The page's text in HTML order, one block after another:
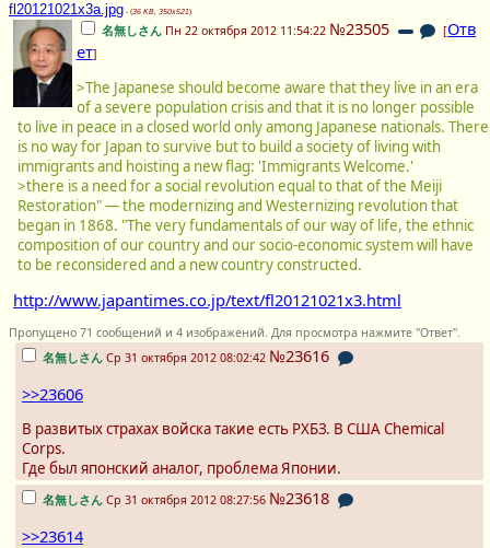
fl20121021x3a.jpg - (36 KB, 350x521)
名無しさんПн 22 октября 2012 11:54:22 №23505 [Отв
ет]
>The Japanese should become aware that they live in an era
of a severe population crisis and that it is no longer possible
to live in peace in a closed world only among Japanese nationals. There
is no way for Japan to survive but to build a society of living with
immigrants and hoisting a new flag: 'Immigrants Welcome.'
>there is a need for a social revolution equal to that of the Meiji
Restoration" — the modernizing and Westernizing revolution that
began in 1868. "The very fundamentals of our way of life, the ethnic
composition of our country and our socio-economic system will have
to be reconsidered and a new country constructed.
http://www.japantimes.co.jp/text/fl20121021x3.html
Пропущено 71 сообщений и 4 изображений. Для просмотра нажмите "Ответ".
名無しさん Ср 31 октября 2012 08:02:42 №23616
>>23606
В развитых страхах войска такие есть РХБЗ. В США Chemical
Corps.
Где был японский аналог, проблема Японии.
名無しさん Ср 31 октября 2012 08:27:56 №23618
>>23614